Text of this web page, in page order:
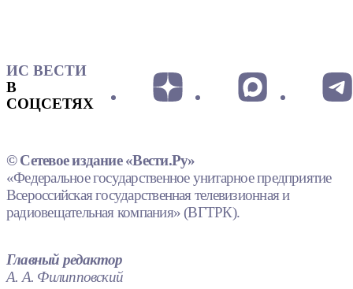
ИС ВЕСТИ
В
СОЦСЕТЯХ
© Сетевое издание «Вести.Ру»
«Федеральное государственное унитарное предприятие
Всероссийская государственная телевизионная и
радиовещательная компания» (ВГТРК).
Главный редактор
А. А. Филипповский